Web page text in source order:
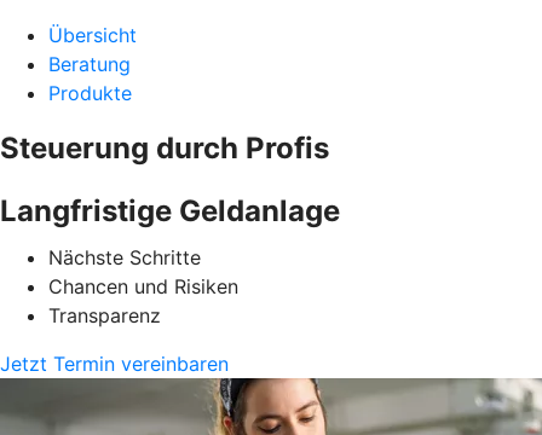
Übersicht
Beratung
Produkte
Steuerung durch Profis
Langfristige Geldanlage
Nächste Schritte
Chancen und Risiken
Transparenz
Jetzt Termin vereinbaren